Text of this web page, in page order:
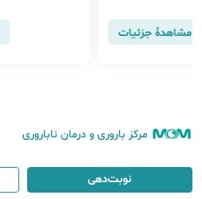
جنین را بررسی
سوم بارداری ان
مشاهدهٔ جزئیات
مرکز باروری و درمان ناباروری
نوبت‌دهی